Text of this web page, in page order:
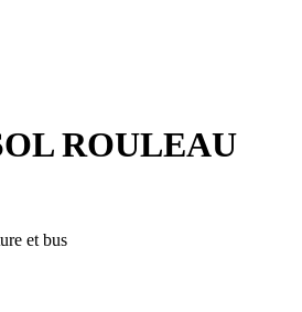
ROULEAU
et bus